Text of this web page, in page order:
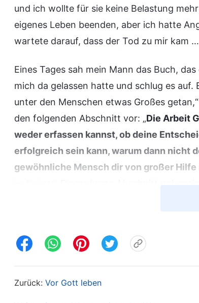
und ich wollte für sie keine Belastung
eigenes Leben beenden, aber ich hatte
wartete darauf, dass der Tod zu mir kam …
Eines Tages sah mein Mann das Buch,
mich da gelassen hatte und schlug es
unter den Menschen etwas Großes
den folgenden Abschnitt vor: „Die Arbeit
weder erfassen kannst, ob deine
erfolgreich sein kann, warum dann nicht
gewöhnliche Mensch dir von großer
“ kam
zu lesen, die Wahrheiten darüber
reinzuwaschen und ihre
ich die volle Bedeutung des Gesagten
Zurück: Vor Gott leben